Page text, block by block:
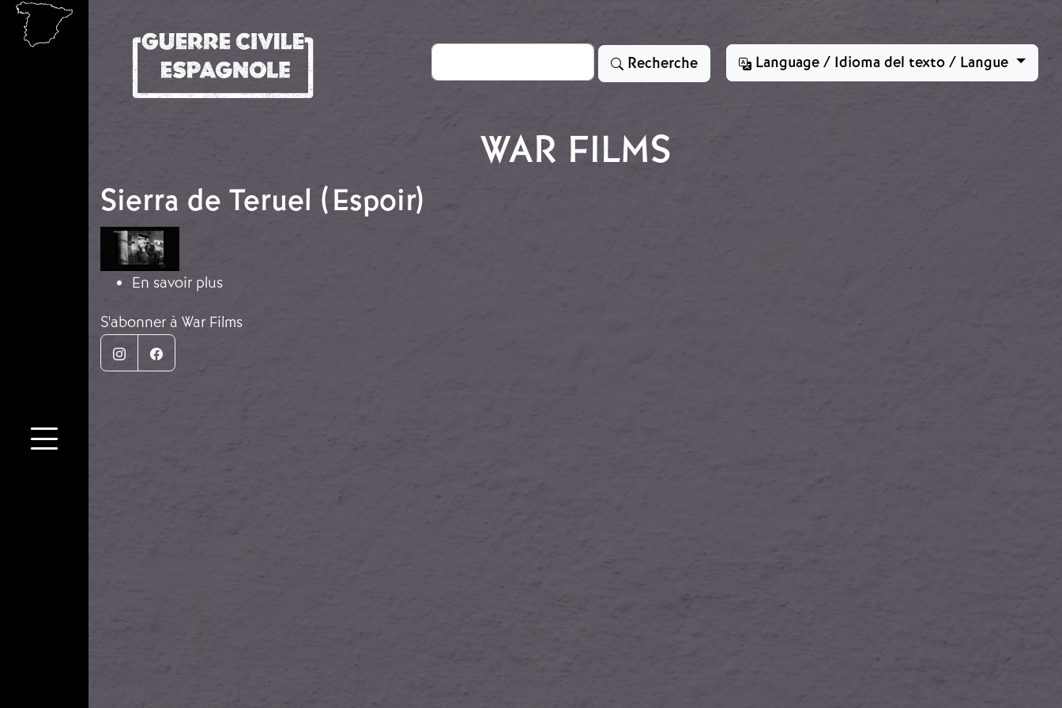
Aller au contenu principal
Rechercher Recherche Language / Idioma del texto / Langue
WAR FILMS
Sierra de Teruel (Espoir)
Image
En savoir plussur Sierra de Teruel (Espoir)
S'abonner à War Films
InstagramFacebook